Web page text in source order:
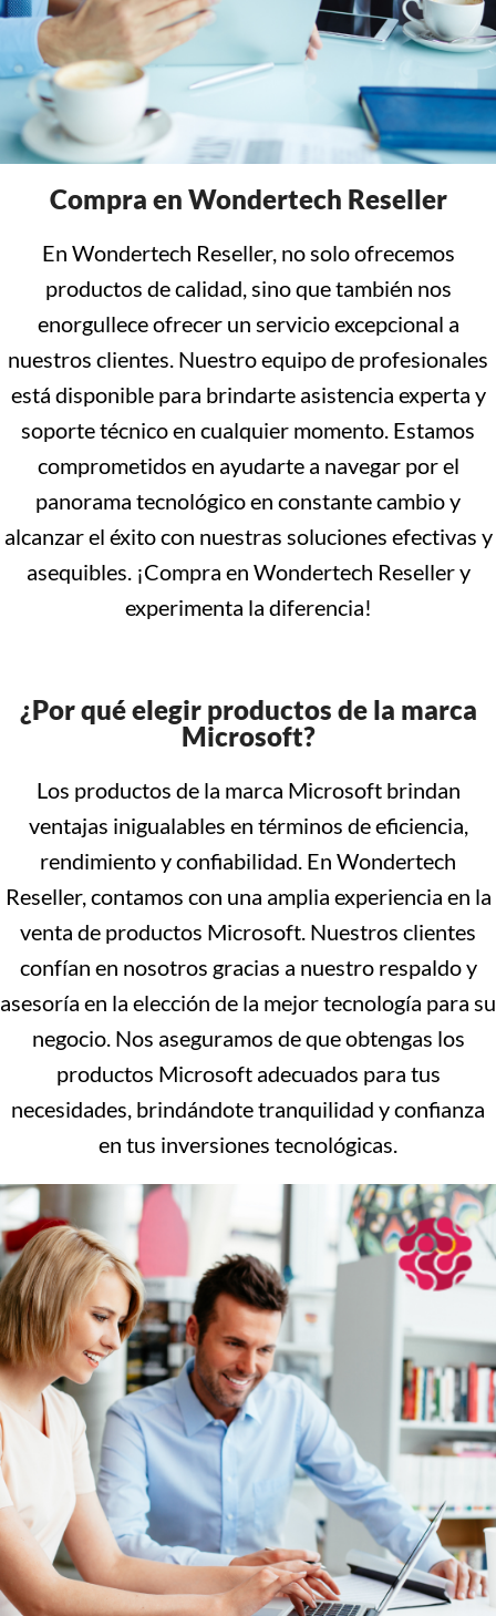
Compra en Wondertech Reseller
En Wondertech Reseller, no solo ofrecemos
productos de calidad, sino que también nos
enorgullece ofrecer un servicio excepcional a
nuestros clientes. Nuestro equipo de profesionales
está disponible para brindarte asistencia experta y
soporte técnico en cualquier momento. Estamos
comprometidos en ayudarte a navegar por el
panorama tecnológico en constante cambio y
alcanzar el éxito con nuestras soluciones efectivas y
asequibles. ¡Compra en Wondertech Reseller y
experimenta la diferencia!
¿Por qué elegir productos de la marca
Microsoft?
Los productos de la marca Microsoft brindan
ventajas inigualables en términos de eficiencia,
rendimiento y confiabilidad. En Wondertech
Reseller, contamos con una amplia experiencia en la
venta de productos Microsoft. Nuestros clientes
confían en nosotros gracias a nuestro respaldo y
asesoría en la elección de la mejor tecnología para su
negocio. Nos aseguramos de que obtengas los
productos Microsoft adecuados para tus
necesidades, brindándote tranquilidad y confianza
en tus inversiones tecnológicas.